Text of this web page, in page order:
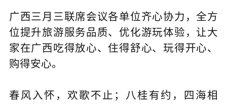
广西三月三联席会议各单位齐心协力，全方
位提升旅游服务品质、优化游玩体验，让大
家在广西吃得放心、住得舒心、玩得开心、
购得安心。
春风入怀，欢歌不止；八桂有约，四海相